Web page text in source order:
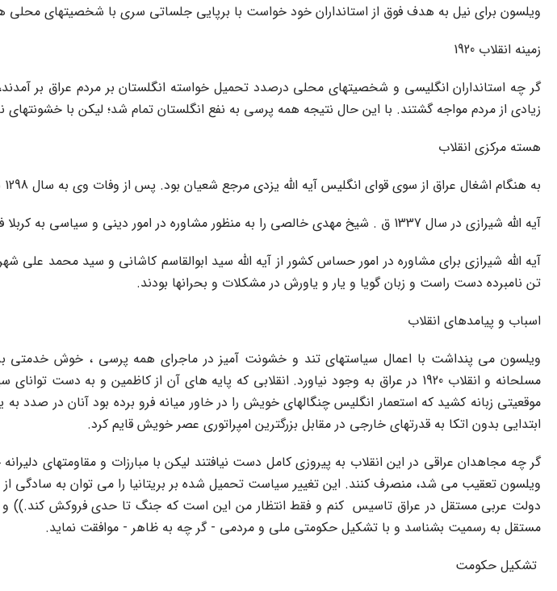
ویلسون براى نیل به هدف فوق از استانداران خود خواست با برپایى جلساتى سرى با شخصیتهاى محلى هر
زمینه انقلاب 1920
گر چه استانداران انگلیسى و شخصیتهاى محلى درصدد تحمیل خواسته انگلستان بر مردم عراق بر
زیادى از مردم مواجه گشتند. با این حال نتیجه همه پرسى به نفع انگلستان تمام شد؛ لیکن با خشونتهاى نابخردانه ویلسون و
هسته مرکزى انقلاب
به هنگام اشغال عراق از سوى قواى انگلیس آیه الله یزدى مرجع شعیان بود. پس از وفات وى به سال 1298 ش . / 1919 م . آیه الله میرزا محمد تقى شیرازى در شهر سامرا بود که بعدها به کربلا تغییر یافت .
آیه الله شیرازى در سال 1337 ق . شیخ مهدى خالصى را به منظور مشاوره در امور دینى و سیاسى به کربلا فراخواند و او تا اواخر ماه ماه حزیران 1338 در همانجا ماندگار شد و آنگاه به کاظمین مراجعت کرد.
آیه الله شیرازى براى مشاوره در امور حساس کشور از آیه الله سید ابوالقاسم کاشانى و سید محمد
تن نامبرده دست راست و زبان گویا و یار و یاورش در مشکلات و بحرانها بودند.
اسباب و پیامدهاى انقلاب
ویلسون مى پنداشت با اعمال سیاستهاى تند و خشونت آمیز در ماجراى همه پرسى ، خوش خدمتى
موقعیتى زبانه کشید که استعمار انگلیس چنگالهاى خویش را در خاور میانه فرو برده بود آنان در صدد
ابتدایى بدون اتکا به قدرتهاى خارجى در مقابل بزرگترین امپراتورى عصر خویش قایم کرد.
گر چه مجاهدان عراقى در این انقلاب به پیروزى کامل دست نیافتند لیکن با مبارزات و مقاومتهاى
ویلسون تعقیب مى شد، منصرف کنند. این تغییر سیاست تحمیل شده بر بریتانیا را مى توان به
دولت عربى مستقل در عراق تاسیس ‍ کنم و فقط انتظار من این است که جنگ تا حدى فروکش کند.)) و
مستقل به رسمیت بشناسد و با تشکیل حکومتى ملى و مردمى - گر چه به ظاهر - موافقت نماید.
تشکیل حکومت